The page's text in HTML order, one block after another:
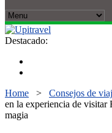
Destacado:
Home > Consejos de
en la experiencia de
magia